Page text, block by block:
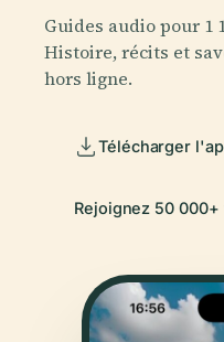
Guides audio pour 1
Histoire, récits et
hors ligne.
Télécharger
Rejoignez 50 000+